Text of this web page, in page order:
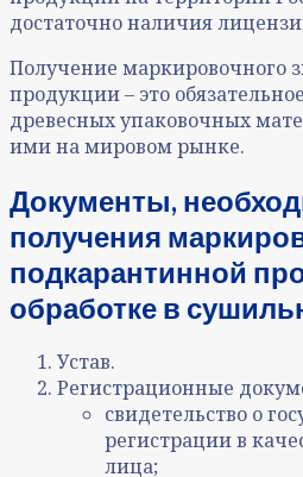
достаточно наличия
Получение маркировочного
продукции – это
древесных упаковочных
ими на мировом рынке.
Документы,
получения
подкарантинной
обработке в
Устав.
Регистрационные
свидетельство о
регистрации в
лица;